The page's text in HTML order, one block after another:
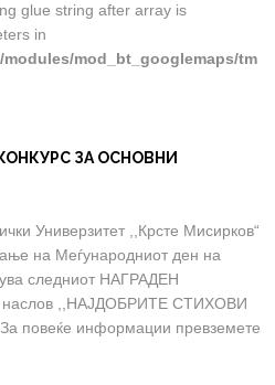
glue string after array is
in
mod_bt_googlemaps/tm
ЗА ОСНОВНИ
Универзитет ,,Крсте Мисирков“
на Меѓународниот ден на
следниот НАГРАДЕН
,,НАЈДОБРИТЕ СТИХОВИ
повеќе информации превземете